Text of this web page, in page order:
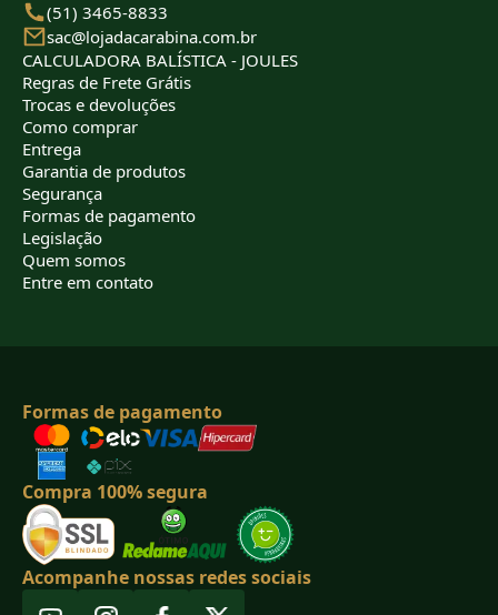
(51) 3465-8833
sac@lojadacarabina.com.br
CALCULADORA BALÍSTICA - JOULES
Regras de Frete Grátis
Trocas e devoluções
Como comprar
Entrega
Garantia de produtos
Segurança
Formas de pagamento
Legislação
Quem somos
Entre em contato
Formas de pagamento
Compra 100% segura
Acompanhe nossas redes sociais